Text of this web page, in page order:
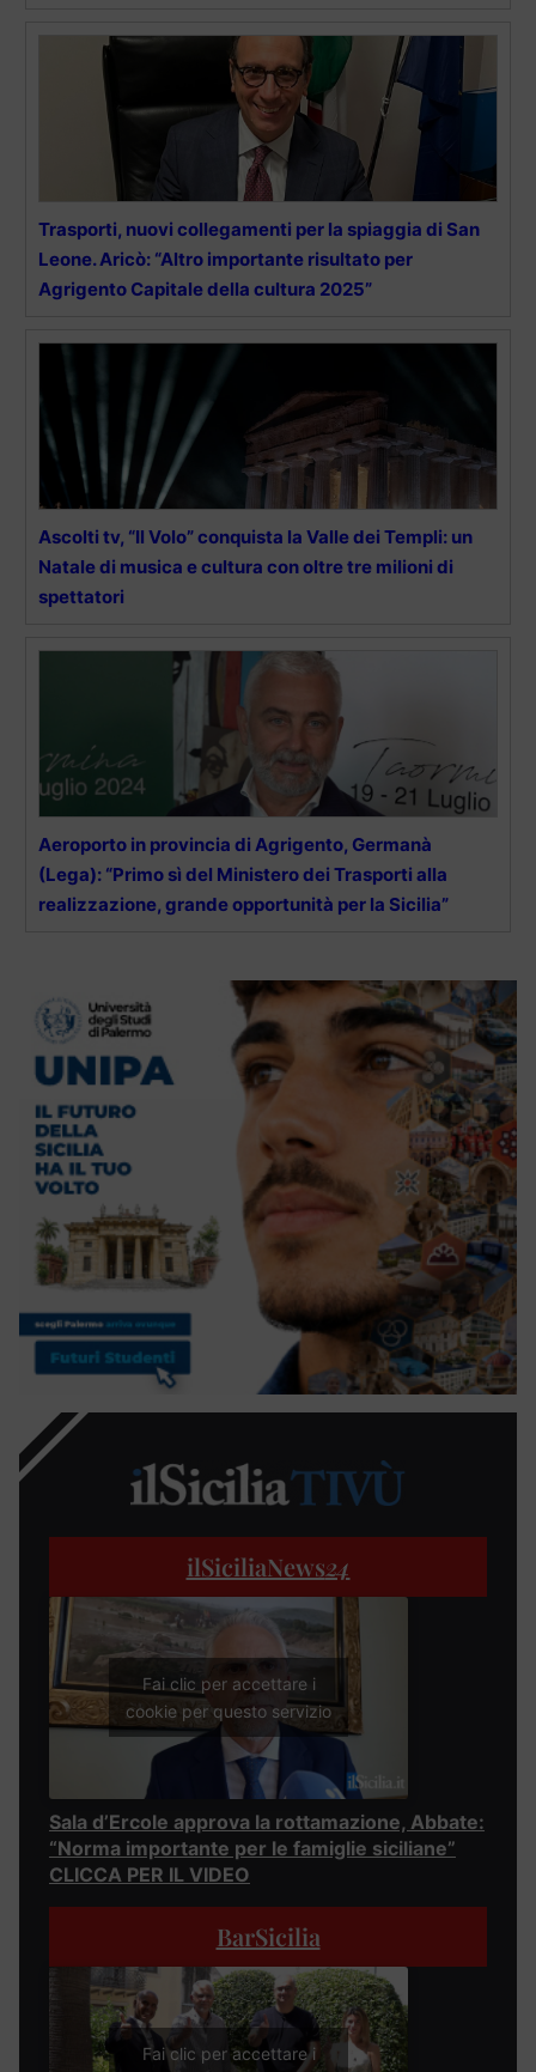
Trasporti, nuovi collegamenti per la spiaggia di San
Leone. Aricò: “Altro importante risultato per
Agrigento Capitale della cultura 2025”
Ascolti tv, “Il Volo” conquista la Valle dei Templi: un
Natale di musica e cultura con oltre tre milioni di
spettatori
Aeroporto in provincia di Agrigento, Germanà
(Lega): “Primo sì del Ministero dei Trasporti alla
realizzazione, grande opportunità per la Sicilia”
ilSiciliaNews24
Fai clic per accettare i
cookie per questo servizio
Sala d’Ercole approva la rottamazione, Abbate:
“Norma importante per le famiglie siciliane”
CLICCA PER IL VIDEO
BarSicilia
Fai clic per accettare i